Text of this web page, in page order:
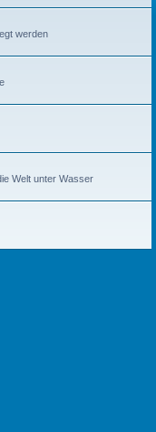
werden
Welt unter Wasser